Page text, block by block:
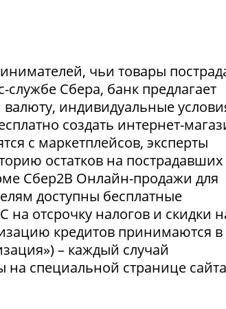
чьи товары
Сбера, банк предлагает
индивидуальные
создать интернет-
с маркетплейсов, эксперты
остатков на пострадавших
Сбер2В Онлайн-продажи для
доступны бесплатные
отсрочку налогов и скидки
кредитов принимаются в
– каждый случай
специальной странице сайта